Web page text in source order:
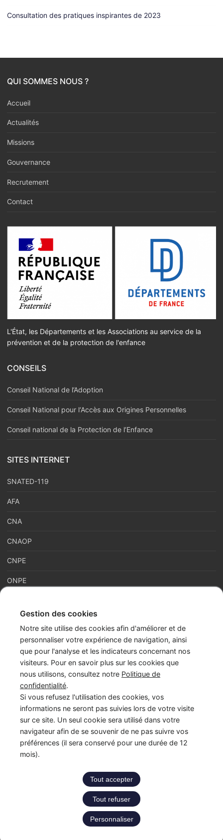
Gestion des cookies
Notre site utilise des cookies afin d'améliorer et de
personnaliser votre expérience de navigation, ainsi
que pour l'analyse et les indicateurs concernant nos
visiteurs. Pour en savoir plus sur les cookies que
nous utilisons, consultez notre Politique de
confidentialité.
Si vous refusez l'utilisation des cookies, vos
informations ne seront pas suivies lors de votre visite
sur ce site. Un seul cookie sera utilisé dans votre
navigateur afin de se souvenir de ne pas suivre vos
préférences (il sera conservé pour une durée de 12
mois).
Tout accepter
Tout refuser
Personnaliser
Consultation des pratiques inspirantes de 2023
QUI SOMMES NOUS ?
Accueil
Actualités
Missions
Gouvernance
Recrutement
Contact
L'État, les Départements et les Associations au service de la
prévention et de la protection de l'enfance
CONSEILS
Conseil National de l’Adoption
Conseil National pour l‘Accès aux Origines Personnelles
Conseil national de la Protection de l’Enfance
SITES INTERNET
SNATED-119
AFA
CNA
CNAOP
CNPE
ONPE
France Enfance Protégée, mis en place le 5 janvier 2023,
regroupe en son sein plusieurs acteurs de la prévention et de la
protection et de la prévention de l’enfance : adoption, enfance
en danger et accès aux origines personnelles. Cette maison
commune assure les missions du Service National d’Accueil
Téléphonique de l’Enfance en Danger – numéro 119 (SNATED-
119), de l’Agence Française de l’Adoption (AFA), de
l’Observatoire National de la Protection de l’Enfance (ONPE).
Également, France Enfance Protégée assure les secrétariats du
Conseil National pour l’Accès aux Origines Personnelles
(CNAOP), du Conseil National de la Protection de l’Enfance
(CNPE) et du Conseil National de l’Adoption (CNA).
Copyright © 2026 France Enfance Protégée